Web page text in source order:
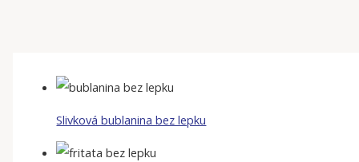
Slivková bublanina bez lepku